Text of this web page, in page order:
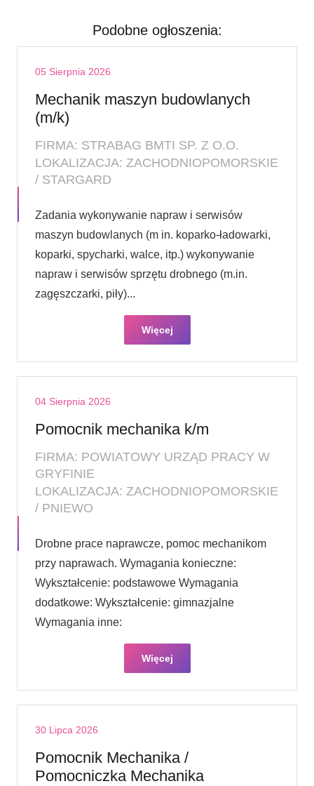
Podobne ogłoszenia:
05 Sierpnia 2026
Mechanik maszyn budowlanych
(m/k)
FIRMA: STRABAG BMTI SP. Z O.O.
LOKALIZACJA: ZACHODNIOPOMORSKIE
/ STARGARD
Zadania wykonywanie napraw i serwisów
maszyn budowlanych (m in. koparko-ładowarki,
koparki, spycharki, walce, itp.) wykonywanie
napraw i serwisów sprzętu drobnego (m.in.
zagęszczarki, piły)...
Więcej
04 Sierpnia 2026
Pomocnik mechanika k/m
FIRMA: POWIATOWY URZĄD PRACY W
GRYFINIE
LOKALIZACJA: ZACHODNIOPOMORSKIE
/ PNIEWO
Drobne prace naprawcze, pomoc mechanikom
przy naprawach. Wymagania konieczne:
Wykształcenie: podstawowe Wymagania
dodatkowe: Wykształcenie: gimnazjalne
Wymagania inne:
Więcej
30 Lipca 2026
Pomocnik Mechanika /
Pomocniczka Mechanika